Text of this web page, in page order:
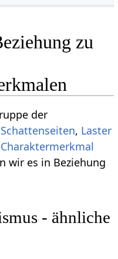
zu
der
Schattenseiten, Laster
Charaktermerkmal
wir es in Beziehung
- ähnliche